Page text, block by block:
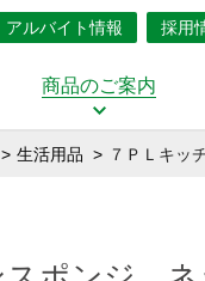
アルバイト情報 採用
商品のご案内
生活用品 ７ＰＬキ